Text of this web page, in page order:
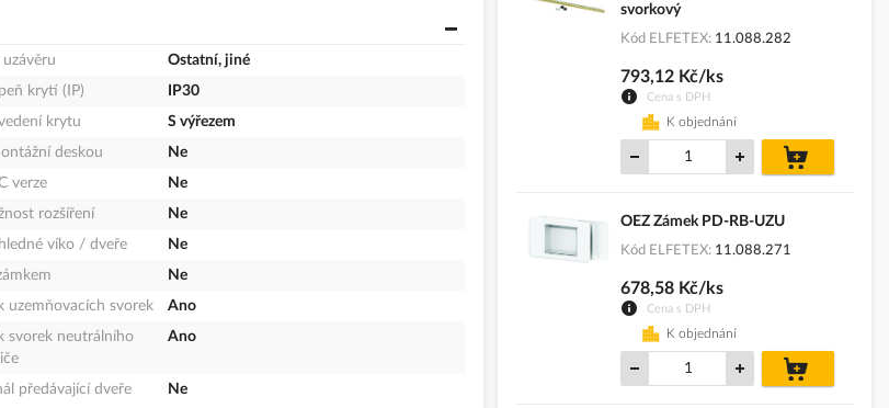
uzávěru
Ostatní, jiné
krytí (IP)
IP30
krytu
S výřezem
deskou
Ne
verze
Ne
rozšíření
Ne
víko / dveře
Ne
Ne
uzemňovacích svorek
Ano
svorek neutrálního
Ano
předávající dveře Ne
svorkový
Kód ELFETEX 11.088.282
Cena s DPH
793,12 Kč/ks
K objednání
košíku
OEZ Zámek PD-RB-UZU
Kód ELFETEX 11.088.271
Cena s DPH
678,58 Kč/ks
K objednání
košíku